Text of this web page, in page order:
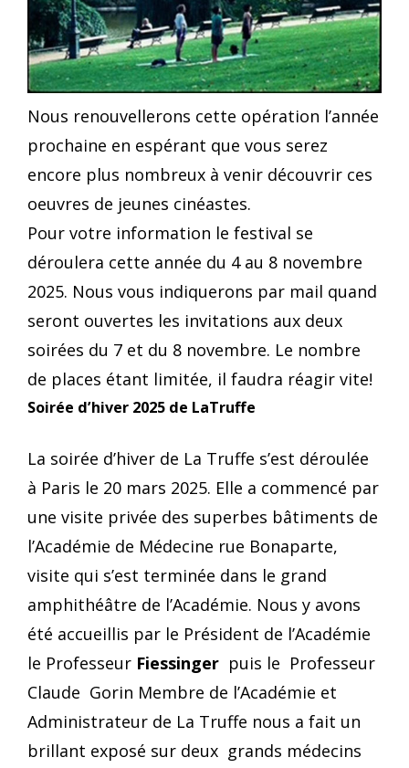
Nous renouvellerons cette opération l’année
prochaine en espérant que vous serez
encore plus nombreux à venir découvrir ces
oeuvres de jeunes cinéastes.
Pour votre information le festival se
déroulera cette année du 4 au 8 novembre
2025. Nous vous indiquerons par mail quand
seront ouvertes les invitations aux deux
soirées du 7 et du 8 novembre. Le nombre
de places étant limitée, il faudra réagir vite!
Soirée d’hiver 2025 de LaTruffe
La soirée d’hiver de La Truffe s’est déroulée
à Paris le 20 mars 2025. Elle a commencé par
une visite privée des superbes bâtiments de
l’Académie de Médecine rue Bonaparte,
visite qui s’est terminée dans le grand
amphithéâtre de l’Académie. Nous y avons
été accueillis par le Président de l’Académie
le Professeur Fiessinger puis le Professeur
Claude Gorin Membre de l’Académie et
Administrateur de La Truffe nous a fait un
brillant exposé sur deux grands médecins